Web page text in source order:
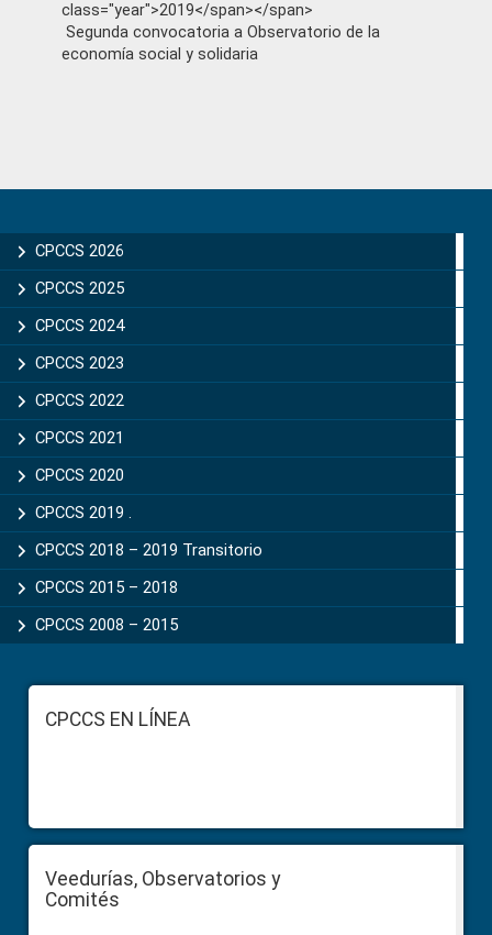
class="year">2019</span></span>
Segunda convocatoria a Observatorio de la
economía social y solidaria
Sidebar
CPCCS 2026
CPCCS 2025
CPCCS 2024
CPCCS 2023
CPCCS 2022
CPCCS 2021
CPCCS 2020
CPCCS 2019 .
CPCCS 2018 – 2019 Transitorio
CPCCS 2015 – 2018
CPCCS 2008 – 2015
FooterCPCCS EN LÍNEA
Veedurías, Observatorios y
Comités